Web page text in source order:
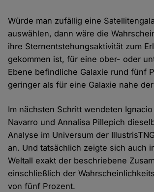
Würde man zufällig eine
auswählen, dann wäre die
ihre Sternentstehungsaktivität zum
gekommen ist, für eine ober- oder
Ebene befindliche Galaxie rund fünf
geringer als für eine Galaxie nahe
Im nächsten Schritt wendeten
Navarro und Annalisa Pillepich
Analyse im Universum der
an. Und tatsächlich zeigte sich auch
Weltall exakt der beschriebene
einschließlich der
von fünf Prozent.